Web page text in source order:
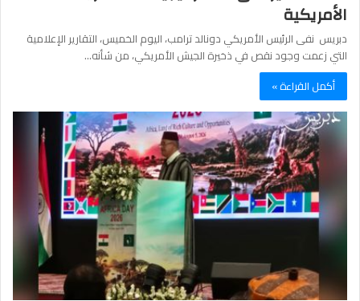
الأمريكية
دبريس نفى الرئيس الأمريكي دونالد ترامب، اليوم الخميس، التقارير الإعلامية
التي زعمت وجود نقص في ذخيرة الجيش الأمريكي، من شأنه…
أكمل القراءة »